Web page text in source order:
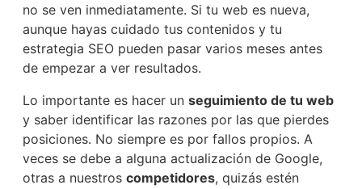
no se ven inmediatamente. Si tu web es nueva,
aunque hayas cuidado tus contenidos y tu
estrategia SEO pueden pasar varios meses antes
de empezar a ver resultados.
Lo importante es hacer un seguimiento de tu web
y saber identificar las razones por las que pierdes
posiciones. No siempre es por fallos propios. A
veces se debe a alguna actualización de Google,
otras a nuestros competidores, quizás estén